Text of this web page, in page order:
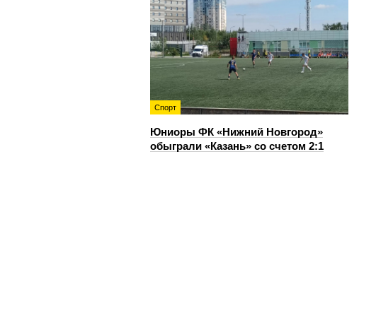
Спорт
Юниоры ФК «Нижний Новгород»
обыграли «Казань» со счетом 2:1